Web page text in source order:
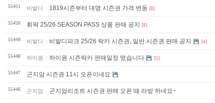
55451 비발디 1819시즌부터 대명 시즌권 가격 변동 [8]
55450 휘팍 25/26 SEASON PASS 상품 판매 공지 [8]
55449 비발디 비발디파크 25/26 락카 시즌권, 일반 시즌권 판매 공지 [4]
55448 하이원 하이원 시즌락카 판매일정 떴습니다 [5]
55447 곤지암 시즌권 11시 오픈이네요
55446 곤지암 곤지암리조트 시즌권 판매 오픈 때 라방 하네요~